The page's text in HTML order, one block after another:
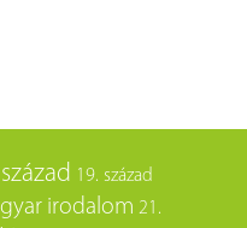
19. század
irodalom 21.